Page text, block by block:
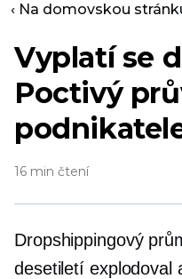
‹ Na domovskou
Vyplatí se
Poctivý
16 min čtení
Dropshippingový
desetiletí explodoval